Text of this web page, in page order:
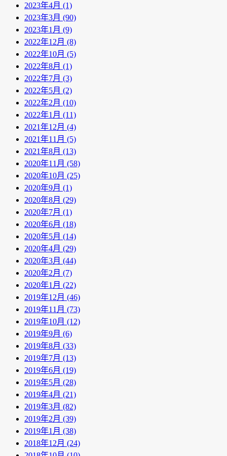
2023年4月 (1)
2023年3月 (90)
2023年1月 (9)
2022年12月 (8)
2022年10月 (5)
2022年8月 (1)
2022年7月 (3)
2022年5月 (2)
2022年2月 (10)
2022年1月 (11)
2021年12月 (4)
2021年11月 (5)
2021年8月 (13)
2020年11月 (58)
2020年10月 (25)
2020年9月 (1)
2020年8月 (29)
2020年7月 (1)
2020年6月 (18)
2020年5月 (14)
2020年4月 (29)
2020年3月 (44)
2020年2月 (7)
2020年1月 (22)
2019年12月 (46)
2019年11月 (73)
2019年10月 (12)
2019年9月 (6)
2019年8月 (33)
2019年7月 (13)
2019年6月 (19)
2019年5月 (28)
2019年4月 (21)
2019年3月 (82)
2019年2月 (39)
2019年1月 (38)
2018年12月 (24)